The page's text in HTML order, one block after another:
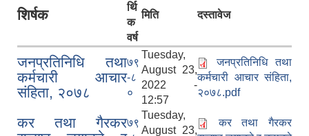
शिर्षक
र्थि
क
वर्ष
मिति दस्तावेज
जनप्रतिनिधि तथा
कर्मचारी आचार
संहिता, २०७८
७९
-८
०
Tuesday,
August 23,
2022 -
12:57
जनप्रतिनिधि तथा
कर्मचारी आचार संहिता,
२०७८.pdf
कर तथा गैरकर७९
Tuesday,
August 23,
कर तथा गैरकर